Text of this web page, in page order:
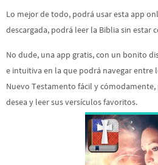
Lo mejor de todo, podrá usar esta app
descargada, podrá leer la Biblia sin estar
No dude, una app gratis, con un bonito
e intuitiva en la que podrá navegar entre
Nuevo Testamento fácil y
desea y leer sus versículos favoritos.